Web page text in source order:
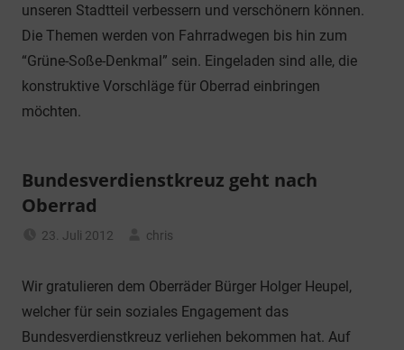
unseren Stadtteil verbessern und verschönern können.
Die Themen werden von Fahrradwegen bis hin zum
“Grüne-Soße-Denkmal” sein. Eingeladen sind alle, die
konstruktive Vorschläge für Oberrad einbringen
möchten.
Bundesverdienstkreuz geht nach
Oberrad
23. Juli 2012
chris
Wir gratulieren dem Oberräder Bürger Holger Heupel,
welcher für sein soziales Engagement das
Bundesverdienstkreuz verliehen bekommen hat. Auf